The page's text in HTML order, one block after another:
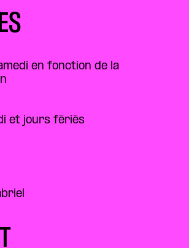
en fonction de la
et jours fériés